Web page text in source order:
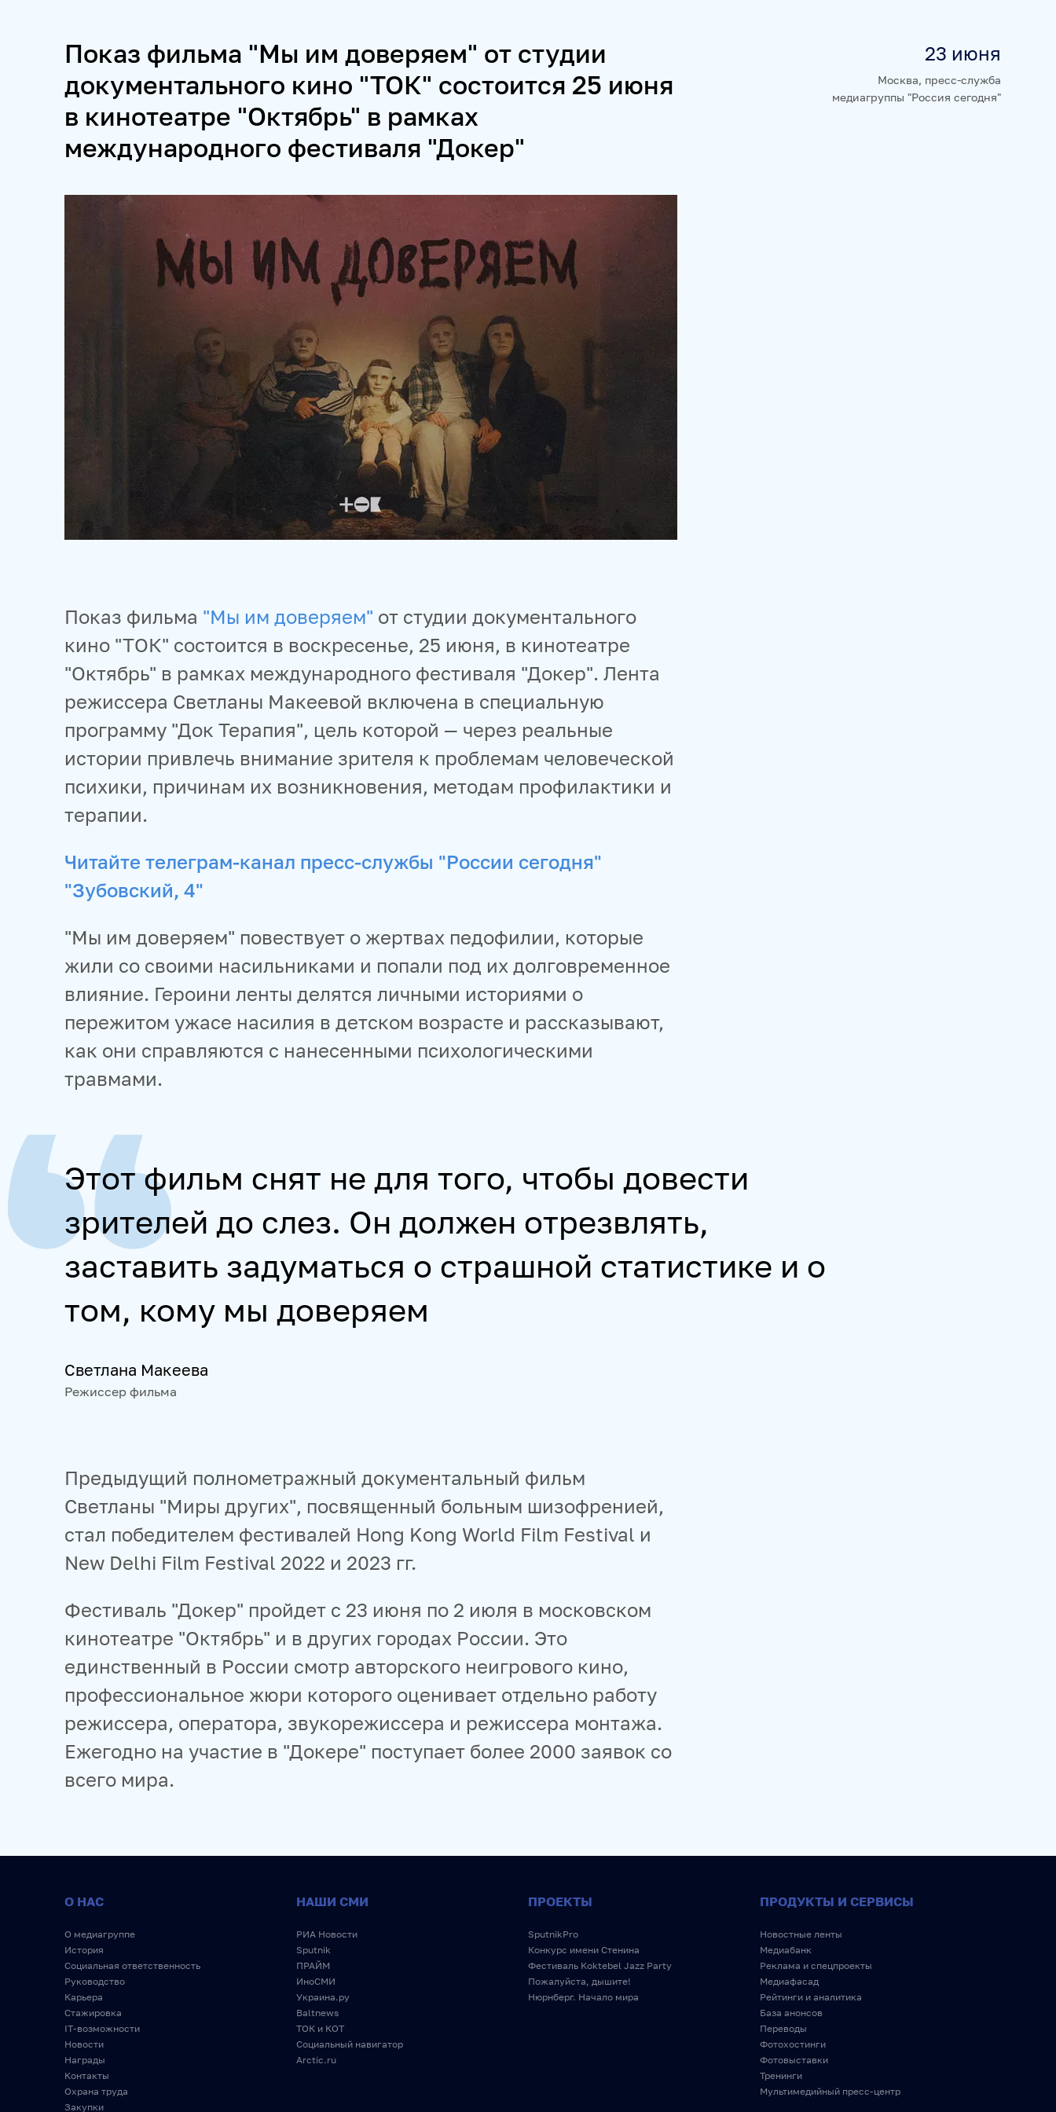
SPUTNIKPRO КОНКУРС ИМЕНИ СТЕНИНА ФЕСТИВАЛЬ KOKTEBEL JAZZ PARTY ПОЖАЛУЙСТА, ДЫШИТЕ!
ПРОДУКТЫ И СЕРВИСЫ
ФОТОХОСТИНГИ
23 июня
Москва, пресс-служба
медиагруппы "Россия сегодня"
Показ фильма "Мы им доверяем" от студии
документального кино "ТОК" состоится 25 июня
в кинотеатре "Октябрь" в рамках
международного фестиваля "Докер"
Показ фильма "Мы им доверяем" от студии документального
кино "ТОК" состоится в воскресенье, 25 июня, в кинотеатре
"Октябрь" в рамках международного фестиваля "Докер". Лента
режиссера Светланы Макеевой включена в специальную
программу "Док Терапия", цель которой — через реальные
истории привлечь внимание зрителя к проблемам человеческой
психики, причинам их возникновения, методам профилактики и
терапии.
Читайте телеграм-канал пресс-службы "России сегодня"
"Зубовский, 4"
"Мы им доверяем" повествует о жертвах педофилии, которые
жили со своими насильниками и попали под их долговременное
влияние. Героини ленты делятся личными историями о
пережитом ужасе насилия в детском возрасте и рассказывают,
как они справляются с нанесенными психологическими
травмами.
Этот фильм снят не для того, чтобы довести
зрителей до слез. Он должен отрезвлять,
заставить задуматься о страшной статистике и о
том, кому мы доверяем
Светлана Макеева
Режиссер фильма
Предыдущий полнометражный документальный фильм
Светланы "Миры других", посвященный больным шизофренией,
стал победителем фестивалей Hong Kong World Film Festival и
New Delhi Film Festival 2022 и 2023 гг.
Фестиваль "Докер" пройдет с 23 июня по 2 июля в московском
кинотеатре "Октябрь" и в других городах России. Это
единственный в России смотр авторского неигрового кино,
профессиональное жюри которого оценивает отдельно работу
режиссера, оператора, звукорежиссера и режиссера монтажа.
Ежегодно на участие в "Докере" поступает более 2000 заявок со
всего мира.
О НАС
О медиагруппе
История
Социальная ответственность
Руководство
Карьера
Стажировка
IT-возможности
Новости
Награды
Контакты
Охрана труда
Закупки
НАШИ СМИ
РИА Новости
Sputnik
ПРАЙМ
ИноСМИ
Украина.ру
Baltnews
ТОК и КОТ
Социальный навигатор
Arctic.ru
ПРОЕКТЫ
SputnikPro
Конкурс имени Стенина
Фестиваль Koktebel Jazz Party
Пожалуйста, дышите!
Нюрнберг. Начало мира
ПРОДУКТЫ И СЕРВИСЫ
Новостные ленты
Медиабанк
Реклама и спецпроекты
Медиафасад
Рейтинги и аналитика
База анонсов
Переводы
Фотохостинги
Фотовыставки
Тренинги
Мультимедийный пресс-центр